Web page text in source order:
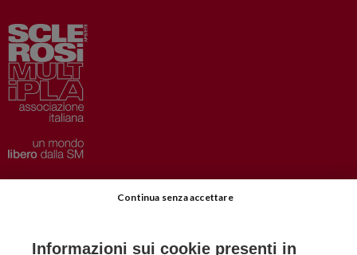
Privacy–Disclaimer
Informazioni sui cookie presenti in
Continua senza accettare